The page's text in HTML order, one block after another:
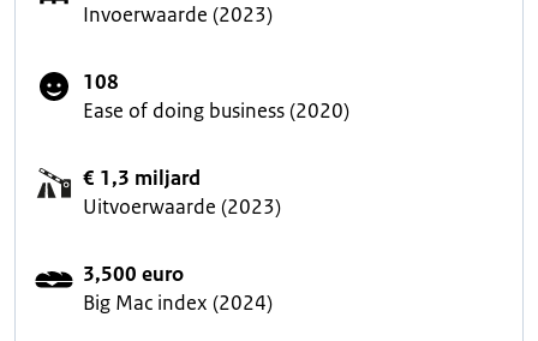
Invoerwaarde (2023)
108
Ease of doing business (2020)
€ 1,3 miljard
Uitvoerwaarde (2023)
3,500 euro
Big Mac index (2024)